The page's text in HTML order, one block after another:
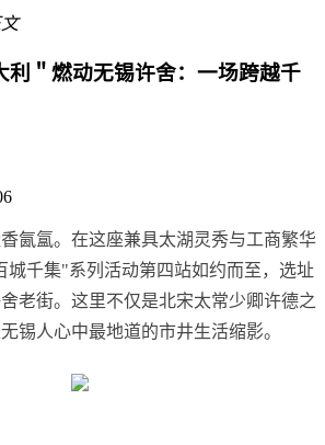
利＂燃动无锡许舍：一场跨越千
氤氲。在这座兼具太湖灵秀与工商繁华
城千集"系列活动第四站如约而至，选址
老街。这里不仅是北宋太常少卿许德之
锡人心中最地道的市井生活缩影。